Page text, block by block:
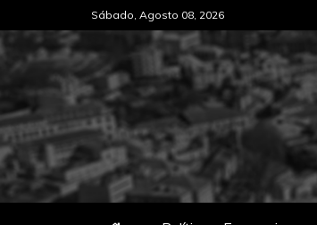
to
content
Sábado, Agosto 08, 2026